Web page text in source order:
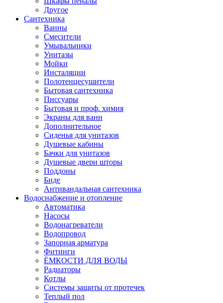
Другое
Сантехника
Ванны
Смесители
Умывальники
Унитазы
Мойки
Инсталяции
Полотенцесушители
Бытовая сантехника
Писсуары
Бытовая и проф. химия
Экраны для ванн
Дополнительное
Сиденья для унитазов
Душевые кабины
Бачки для унитазов
Душевые двери шторы
Поддоны
Биде
Антивандальная сантехника
Водоснабжение и отопление
Автоматика
Насосы
Водонагреватели
Водопровод
Запорная арматура
Фитинги
ЁМКОСТИ ДЛЯ ВОДЫ
Радиаторы
Котлы
Системы защиты от протечек
Теплый пол